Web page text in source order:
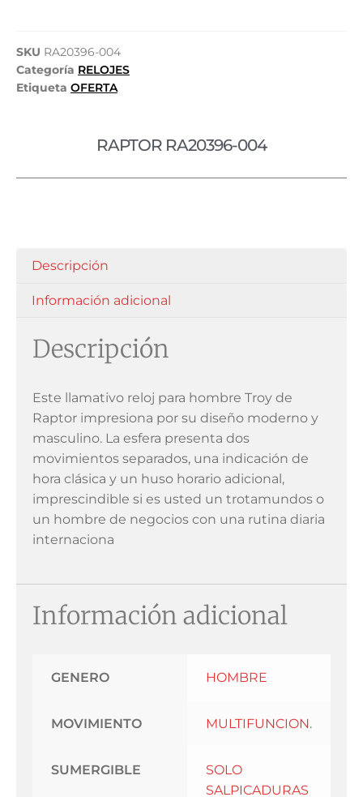
SKU RA20396-004
Categoría RELOJES
Etiqueta OFERTA
RAPTOR RA20396-004
Descripción
Información adicional
Descripción
Este llamativo reloj para hombre Troy de
Raptor impresiona por su diseño moderno y
masculino. La esfera presenta dos
movimientos separados, una indicación de
hora clásica y un huso horario adicional,
imprescindible si es usted un trotamundos o
un hombre de negocios con una rutina diaria
internaciona
Información adicional
GENERO HOMBRE
MOVIMIENTO MULTIFUNCION.
SUMERGIBLE
SOLO
SALPICADURAS